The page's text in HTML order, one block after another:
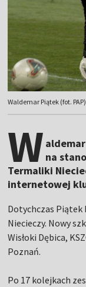
Waldemar Piątek (fot. PAP)
W na
Termaliki
internetowej
Dotychczas Piątek
Niecieczy. Nowy
Wisłoki Dębica,
Poznań.
Po 17 kolejkach